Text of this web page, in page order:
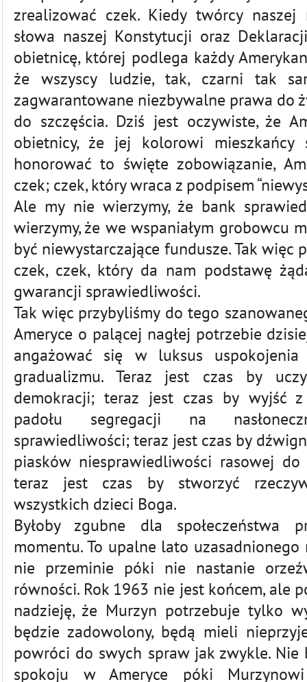
zrealizować czek. Kiedy twórcy
słowa naszej Konstytucji oraz
obietnicę, której podlega każdy
że wszyscy ludzie, tak, czarni tak
zagwarantowane niezbywalne prawa do
do szczęścia. Dziś jest oczywiste, że
obietnicy, że jej kolorowi mieszkańcy
honorować to święte zobowiązanie,
czek; czek, który wraca z podpisem
Ale my nie wierzymy, że bank
wierzymy, że we wspaniałym grobowcu
być niewystarczające fundusze. Tak więc
czek, czek, który da nam podstawę
gwarancji sprawiedliwości.
Tak więc przybyliśmy do tego
Ameryce o palącej nagłej potrzebie
angażować się w luksus
gradualizmu. Teraz jest czas by
demokracji; teraz jest czas by wyjść
padołu segregacji na
sprawiedliwości; teraz jest czas by
piasków niesprawiedliwości rasowej
teraz jest czas by stworzyć
wszystkich dzieci Boga.
Byłoby zgubne dla społeczeństwa
momentu. To upalne lato
nie przeminie póki nie nastanie
równości. Rok 1963 nie jest końcem, ale
nadzieję, że Murzyn potrzebuje tylko
będzie zadowolony, będą mieli
powróci do swych spraw jak zwykle.
spokoju w Ameryce póki